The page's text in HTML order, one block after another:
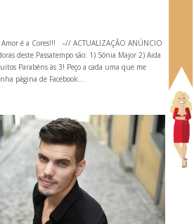
é a Cores!!! –// ACTUALIZAÇÃO ANÚNCIO
deste Passatempo são: 1) Sónia Major 2) Aida
Parabéns às 3! Peço a cada uma que me
página de Facebook...